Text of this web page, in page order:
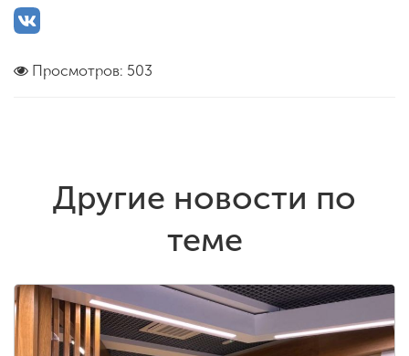
Просмотров: 503
Другие новости по
теме